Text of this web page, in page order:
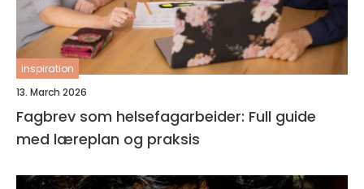
inspiration
13. March 2026
Fagbrev som helsefagarbeider: Full guide
med læreplan og praksis